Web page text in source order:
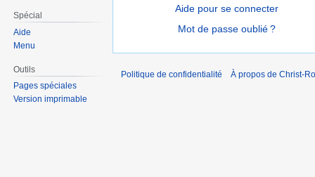
Aide pour se connecter
Mot de passe oublié ?
Spécial
Aide
Menu
Outils
Pages spéciales
Version imprimable
Politique de confidentialité À propos de Christ-